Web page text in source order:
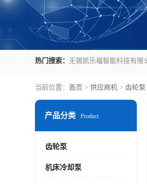
热门搜索：
当前位置： 首页 > 供应商机 > 齿轮泵
产品分类 Product
齿轮泵
机床冷却泵